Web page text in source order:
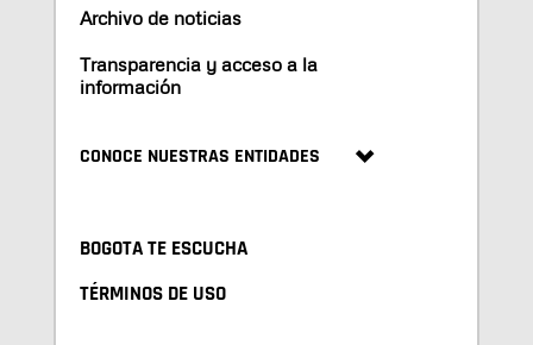
Archivo de noticias
Transparencia y acceso a la
información
CONOCE NUESTRAS ENTIDADES
BOGOTA TE ESCUCHA
TÉRMINOS DE USO